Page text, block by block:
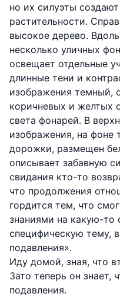
но их силуэты
растительности.
высокое дерево.
несколько уличных
освещает отдельные
длинные тени и
изображения темный,
коричневых и желтых
света фонарей. В
изображения, на фоне
дорожки, размещен
описывает забавную
свидания кто-то
что продолжения
гордится тем, что
знаниями на какую-то
специфическую тему,
подавления».
Иду домой, зная, что
Зато теперь он знает,
подавления.